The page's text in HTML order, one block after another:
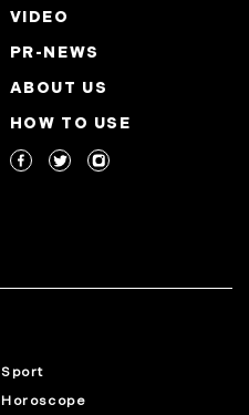
VIDEO
PR-NEWS
ABOUT US
HOW TO USE
Sport
Horoscope